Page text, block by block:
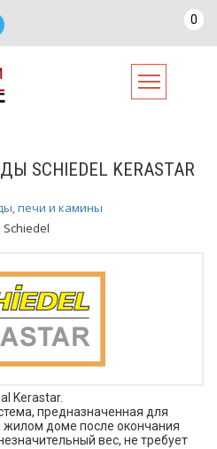
0
KERASTAR
печи и камины
Schiedel
Kerastar.
предназначенная для
доме после окончания
вес, не требует